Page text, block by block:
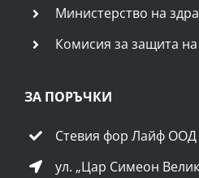
Министерство на
Комисия за защита
ЗА ПОРЪЧКИ
Стевия фор Лайф ООД
ул. „Цар Симеон